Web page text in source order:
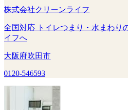
株式会社クリーンライフ
全国対応 トイレつまり・水まわり
イフへ
大阪府吹田市
0120-546593